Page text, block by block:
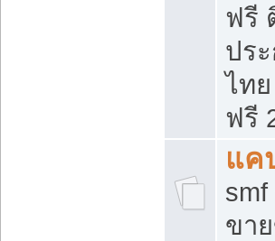
ฟรี
ปร
ไท
ฟรี
แค
ขา